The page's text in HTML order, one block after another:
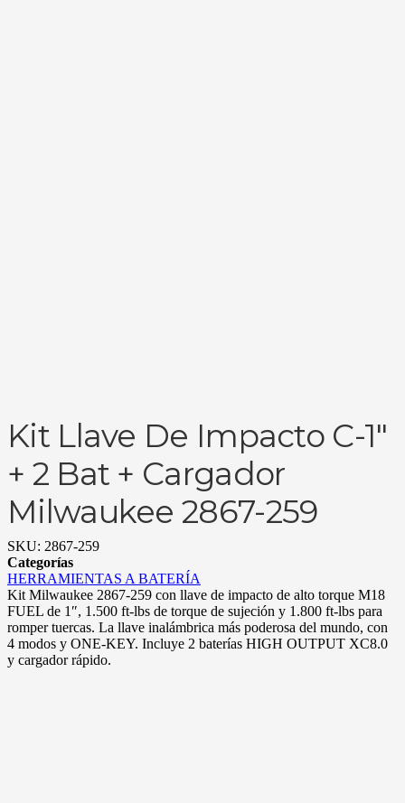
Kit Llave De Impacto C-1″
+ 2 Bat + Cargador
Milwaukee 2867-259
SKU: 2867-259
Categorías
HERRAMIENTAS A BATERÍA
Kit Milwaukee 2867-259 con llave de impacto de alto torque M18
FUEL de 1″, 1.500 ft-lbs de torque de sujeción y 1.800 ft-lbs para
romper tuercas. La llave inalámbrica más poderosa del mundo, con
4 modos y ONE-KEY. Incluye 2 baterías HIGH OUTPUT XC8.0
y cargador rápido.